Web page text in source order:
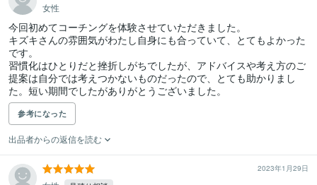
女性
今回初めてコーチングを体験させていただきました。
キズキさんの雰囲気がわたし自身にも合っていて、とてもよかった
です。
習慣化はひとりだと挫折しがちでしたが、アドバイスや考え方のご
提案は自分では考えつかないものだったので、とても助かりまし
た。短い期間でしたがありがとうございました。
参考になった
出品者からの返信を読む
2023年1月29日